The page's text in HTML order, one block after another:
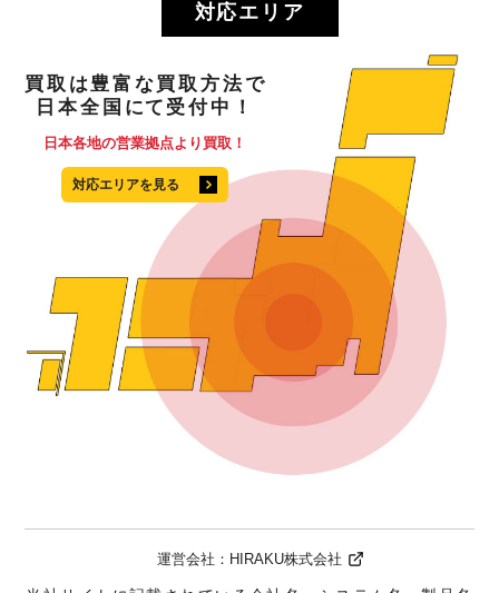
対応エリア
買取 は 豊富な買取方法で
日本全国 にて 受付中！
日本各地の営業拠点より買取！
対応エリアを見る
運営会社： HIRAKU株式会社